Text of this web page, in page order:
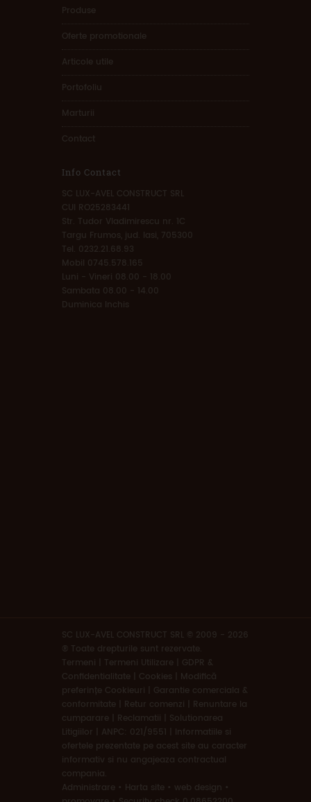
Produse
Oferte promotionale
Articole utile
Portofoliu
Marturii
Contact
Info Contact
SC LUX-AVEL CONSTRUCT SRL
CUI RO25283441
Str. Tudor Vladimirescu nr. 1C
Targu Frumos, jud. Iasi, 705300
Tel. 0232.21.68.93
Mobil 0745.578.165
Luni - Vineri 08.00 - 18.00
Sambata 08.00 - 14.00
Duminica Inchis
SC LUX-AVEL CONSTRUCT SRL © 2009 - 2026
® Toate drepturile sunt rezervate.
Termeni
Termeni Utilizare | GDPR &
Confidentialitate | Cookies
Modifică
preferințe Cookieuri
Garantie comerciala &
conformitate
Retur comenzi
Renuntare la
cumparare
Reclamatii
Solutionarea
Litigiilor
ANPC: 021/9551
Informatiile si
ofertele prezentate pe acest site au caracter
informativ si nu angajeaza contractual
compania.
Administrare • Harta site • web design
•